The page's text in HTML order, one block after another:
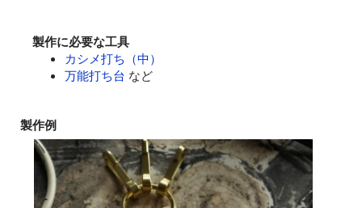
製作に必要な工具
カシメ打ち（中）
万能打ち台 など
製作例